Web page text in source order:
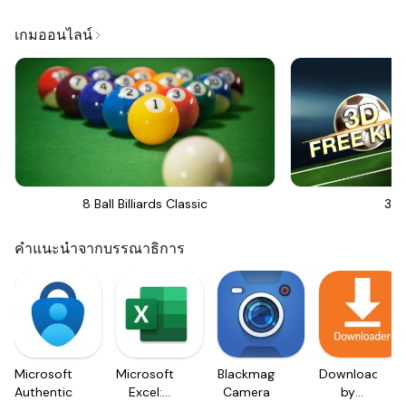
เกมออนไลน์
8 Ball Billiards Classic 3D
คำแนะนำจากบรรณาธิการ
Microsoft
Authenticator
Microsoft
Excel:
Blackmagic
Camera
Downloader
by